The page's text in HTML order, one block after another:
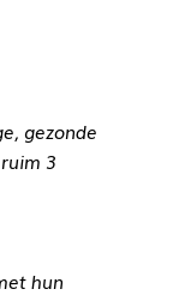
gezonde
3
hun